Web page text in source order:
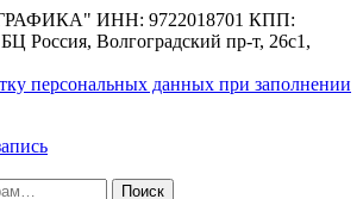
ИНН: 9722018701 КПП:
Россия, Волгоградский пр-т, 26с1,
персональных данных при заполнении
Поиск